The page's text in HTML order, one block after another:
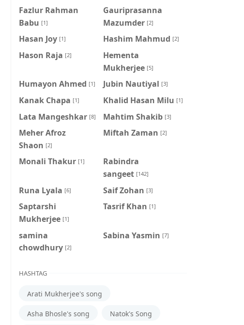
Fazlur Rahman
Babu [1]
Gauriprasanna
Mazumder [2]
Hasan Joy [1] Hashim Mahmud [2]
Hason Raja [2]
Hementa
Mukherjee [5]
Humayon Ahmed [1] Jubin Nautiyal [3]
Kanak Chapa [1] Khalid Hasan Milu [1]
Lata Mangeshkar [8] Mahtim Shakib [3]
Meher Afroz
Shaon [2]
Miftah Zaman [2]
Monali Thakur [1]
Rabindra
sangeet [142]
Runa Lyala [6] Saif Zohan [3]
Saptarshi
Mukherjee [1]
Tasrif Khan [1]
samina
chowdhury [2]
‍Sabina Yasmin [7]
HASHTAG
Arati Mukherjee's song
Asha Bhosle's song Natok's Song